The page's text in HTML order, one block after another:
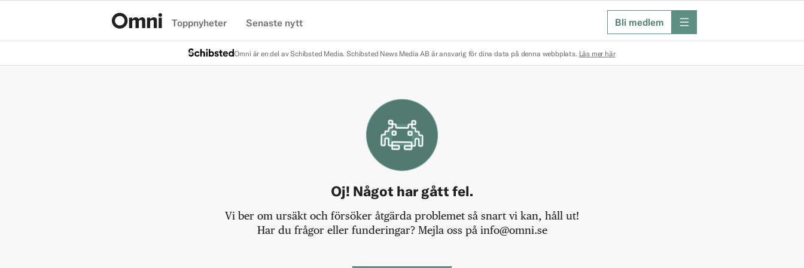
Toppnyheter Senaste nytt Bli medlem meny
Omni är en del av Schibsted Media. Schibsted News Media AB är ansvarig för dina data på denna webbplats. Läs mer här
Oj! Något har gått fel.
Vi ber om ursäkt och försöker åtgärda problemet så snart vi kan, håll ut!
Har du frågor eller funderingar? Mejla oss på info@omni.se